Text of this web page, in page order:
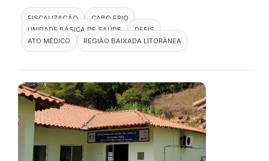
FISCALIZAÇÃO
CABO FRIO
UNIDADE BÁSICA DE SAÚDE
DEFIS
ATO MÉDICO
REGIÃO BAIXADA LITORÂNEA